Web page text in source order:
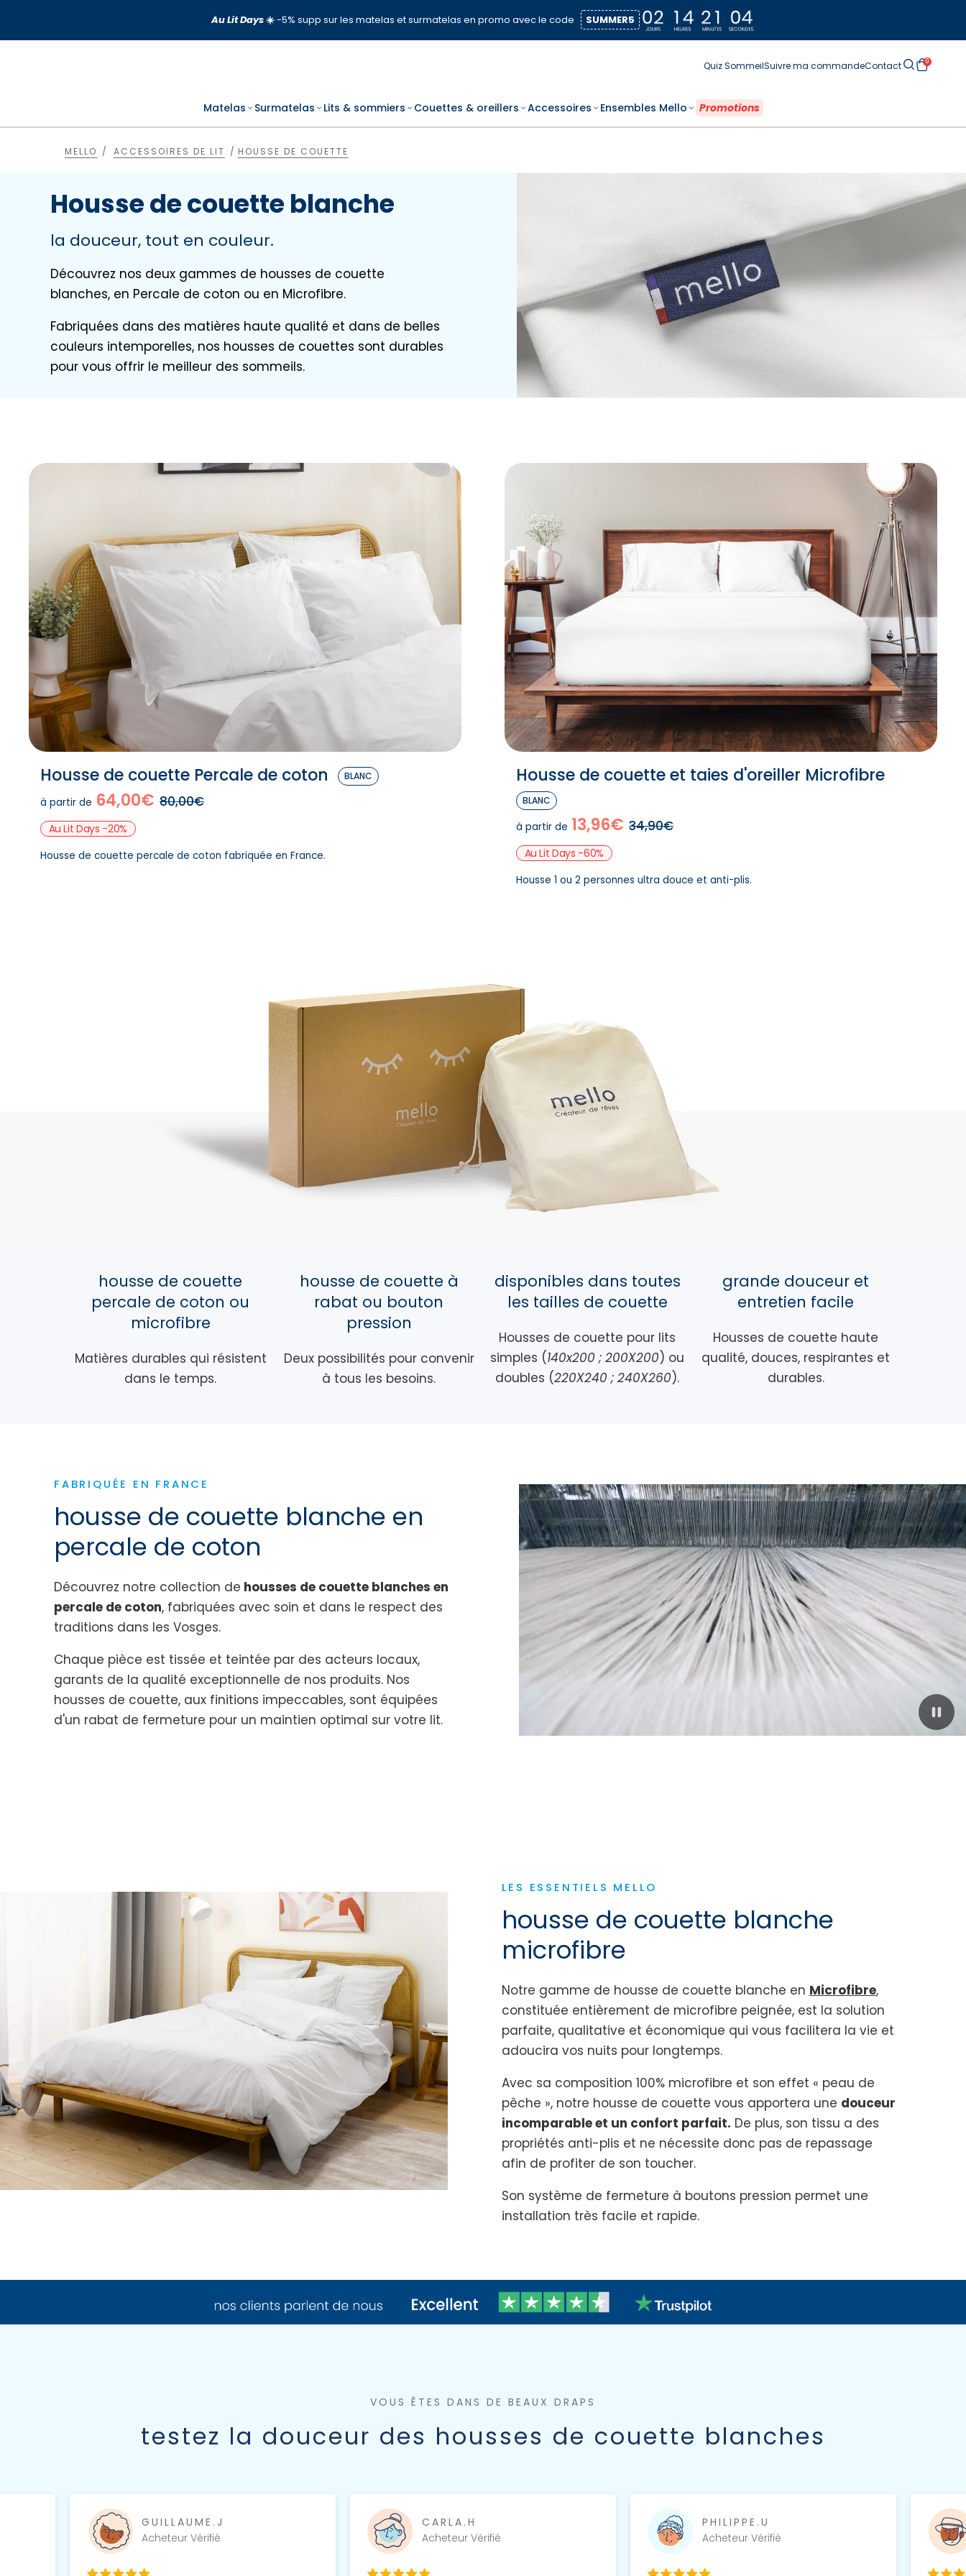
Au Lit Days☀️-5% supp sur les matelas et surmatelas en promo avec le code SUMMER5
Quiz SommeilSuivre ma commandeContact 0
Matelas Surmatelas Lits & sommiers Couettes & oreillers Accessoires Ensembles Mello ‎ Promotions ‎
MELLO ACCESSOIRES DE LIT HOUSSE DE COUETTE
Housse de couette blanche
la douceur, tout en couleur.
Découvrez nos deux gammes de housses de couette
blanches, en Percale de coton ou en Microfibre.
Fabriquées dans des matières haute qualité et dans de belles
couleurs intemporelles, nos housses de couettes sont durables
pour vous offrir le meilleur des sommeils.
à partir de 64,00€ 80,00€
Housse de couette Percale de coton BLANC
Au Lit Days -20%
Housse de couette percale de coton fabriquée en France.
à partir de 13,96€ 34,90€
Housse de couette et taies d'oreiller Microfibre
BLANC
Au Lit Days -60%
Housse 1 ou 2 personnes ultra douce et anti-plis.
housse de couette
percale de coton ou
microfibre
Matières durables qui résistent
dans le temps.
housse de couette à
rabat ou bouton
pression
Deux possibilités pour convenir
à tous les besoins.
disponibles dans toutes
les tailles de couette
Housses de couette pour lits
simples (140x200 ; 200X200) ou
doubles (220X240 ; 240X260).
grande douceur et
entretien facile
Housses de couette haute
qualité, douces, respirantes et
durables.
housse de couette blanche en
percale de coton
FABRIQUÉE EN FRANCE
Découvrez notre collection de housses de couette blanches en
percale de coton, fabriquées avec soin et dans le respect des
traditions dans les Vosges.
Chaque pièce est tissée et teintée par des acteurs locaux,
garants de la qualité exceptionnelle de nos produits. Nos
housses de couette, aux finitions impeccables, sont équipées
d'un rabat de fermeture pour un maintien optimal sur votre lit.
housse de couette blanche
microfibre
LES ESSENTIELS MELLO
Notre gamme de housse de couette blanche en Microfibre,
constituée entièrement de microfibre peignée, est la solution
parfaite, qualitative et économique qui vous facilitera la vie et
adoucira vos nuits pour longtemps.
Avec sa composition 100% microfibre et son effet « peau de
pêche », notre housse de couette vous apportera une douceur
incomparable et un confort parfait. De plus, son tissu a des
propriétés anti-plis et ne nécessite donc pas de repassage
afin de profiter de son toucher.
Son système de fermeture à boutons pression permet une
installation très facile et rapide.
VOUS ÊTES DANS DE BEAUX DRAPS
testez la douceur des housses de couette blanches
CARLA.H
Acheteur Vérifié
PHILIPPE.U
Acheteur Vérifié
GUILLAUME.J
Acheteur Vérifié